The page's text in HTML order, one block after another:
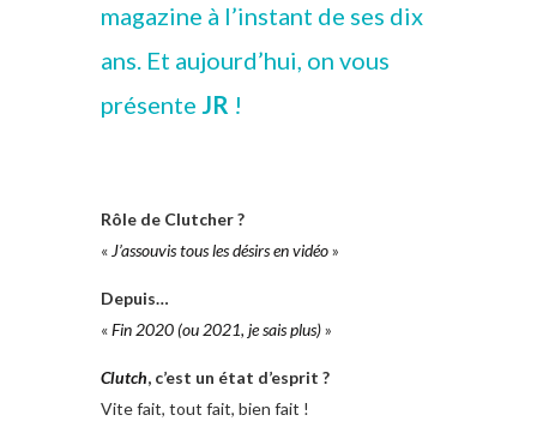
magazine à l’instant de ses dix
ans. Et aujourd’hui, on vous
présente JR !
Rôle de Clutcher ?
«J’assouvis tous les désirs en vidéo»
Depuis…
«Fin 2020 (ou 2021, je sais plus)»
Clutch, c’est un état d’esprit ?
Vite fait, tout fait, bien fait !